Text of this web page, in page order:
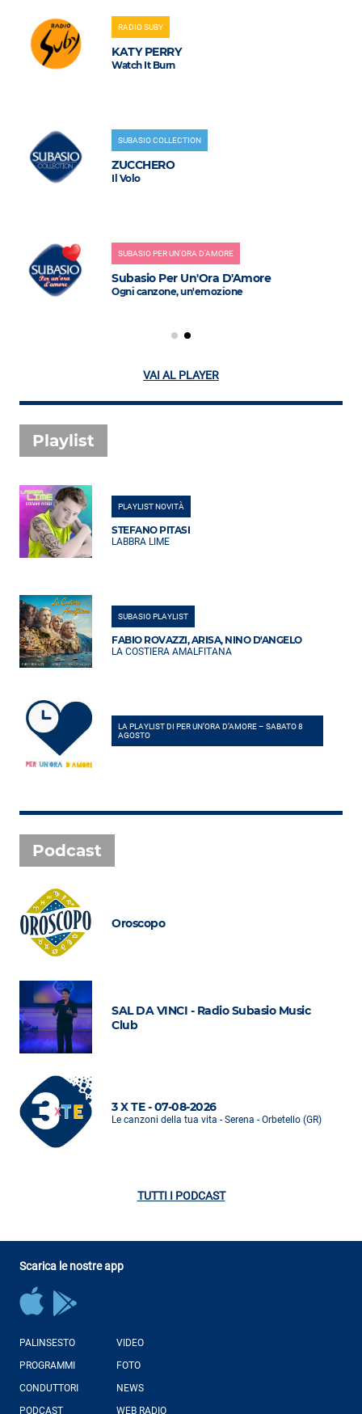
RADIO SUBY
KATY PERRY
Watch It Burn
SUBASIO COLLECTION
ZUCCHERO
Il Volo
SUBASIO PER UN'ORA D'AMORE
Subasio Per Un'Ora D'Amore
Ogni canzone, un'emozione
VAI AL PLAYER
Playlist
PLAYLIST NOVITÀ
STEFANO PITASI
LABBRA LIME
SUBASIO PLAYLIST
FABIO ROVAZZI, ARISA, NINO D'ANGELO
LA COSTIERA AMALFITANA
LA PLAYLIST DI PER UN’ORA D’AMORE – SABATO 8
AGOSTO
Podcast
Oroscopo
SAL DA VINCI - Radio Subasio Music
Club
3 X TE - 07-08-2026
Le canzoni della tua vita - Serena - Orbetello (GR)
TUTTI I PODCAST
Scarica le nostre app
PALINSESTO
PROGRAMMI
CONDUTTORI
PODCAST
VIDEO
FOTO
NEWS
WEB RADIO